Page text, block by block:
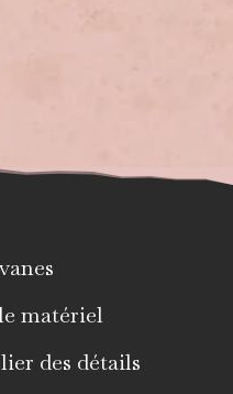
matériel
des détails